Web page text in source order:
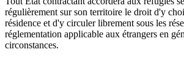
régulièrement sur son territoire le droit d'y
résidence et d'y circuler librement sous les
réglementation applicable aux étrangers en
circonstances.